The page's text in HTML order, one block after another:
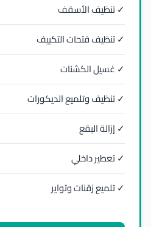
✓ تنظيف الأسقف
✓ تنظيف فتحات التكييف
✓ غسيل الكشنات
✓ تنظيف وتلميع الديكورات
✓ إزالة البقع
✓ تعطير داخلي
✓ تلميع زقنات وتواير